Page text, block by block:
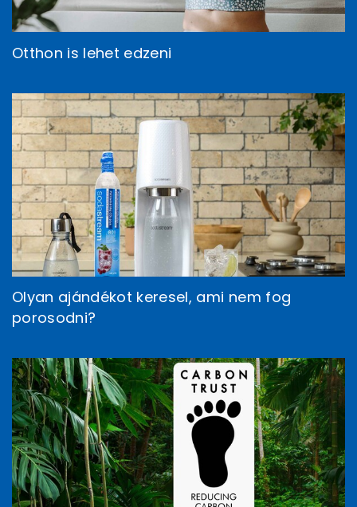
Otthon is lehet edzeni
Olyan ajándékot keresel, ami nem fog
porosodni?